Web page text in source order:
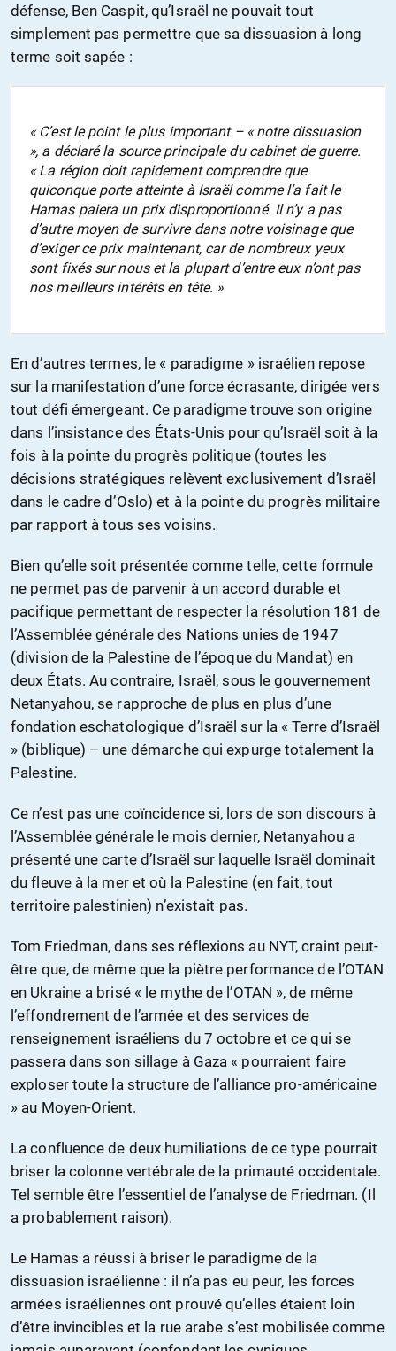
défense, Ben Caspit, qu’Israël ne pouvait tout
simplement pas permettre que sa dissuasion à long
terme soit sapée :
« C’est le point le plus important – « notre dissuasion
», a déclaré la source principale du cabinet de guerre.
« La région doit rapidement comprendre que
quiconque porte atteinte à Israël comme l’a fait le
Hamas paiera un prix disproportionné. Il n’y a pas
d’autre moyen de survivre dans notre voisinage que
d’exiger ce prix maintenant, car de nombreux yeux
sont fixés sur nous et la plupart d’entre eux n’ont pas
nos meilleurs intérêts en tête. »
En d’autres termes, le « paradigme » israélien repose
sur la manifestation d’une force écrasante, dirigée vers
tout défi émergeant. Ce paradigme trouve son origine
dans l’insistance des États-Unis pour qu’Israël soit à la
fois à la pointe du progrès politique (toutes les
décisions stratégiques relèvent exclusivement d’Israël
dans le cadre d’Oslo) et à la pointe du progrès militaire
par rapport à tous ses voisins.
Bien qu’elle soit présentée comme telle, cette formule
ne permet pas de parvenir à un accord durable et
pacifique permettant de respecter la résolution 181 de
l’Assemblée générale des Nations unies de 1947
(division de la Palestine de l’époque du Mandat) en
deux États. Au contraire, Israël, sous le gouvernement
Netanyahou, se rapproche de plus en plus d’une
fondation eschatologique d’Israël sur la « Terre d’Israël
» (biblique) – une démarche qui expurge totalement la
Palestine.
Ce n’est pas une coïncidence si, lors de son discours à
l’Assemblée générale le mois dernier, Netanyahou a
présenté une carte d’Israël sur laquelle Israël dominait
du fleuve à la mer et où la Palestine (en fait, tout
territoire palestinien) n’existait pas.
Tom Friedman, dans ses réflexions au NYT, craint peut-
être que, de même que la piètre performance de l’OTAN
en Ukraine a brisé « le mythe de l’OTAN », de même
l’effondrement de l’armée et des services de
renseignement israéliens du 7 octobre et ce qui se
passera dans son sillage à Gaza « pourraient faire
exploser toute la structure de l’alliance pro-américaine
» au Moyen-Orient.
La confluence de deux humiliations de ce type pourrait
briser la colonne vertébrale de la primauté occidentale.
Tel semble être l’essentiel de l’analyse de Friedman. (Il
a probablement raison).
Le Hamas a réussi à briser le paradigme de la
dissuasion israélienne : il n’a pas eu peur, les forces
armées israéliennes ont prouvé qu’elles étaient loin
d’être invincibles et la rue arabe s’est mobilisée comme